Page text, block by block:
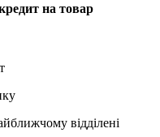
на товар
відділені